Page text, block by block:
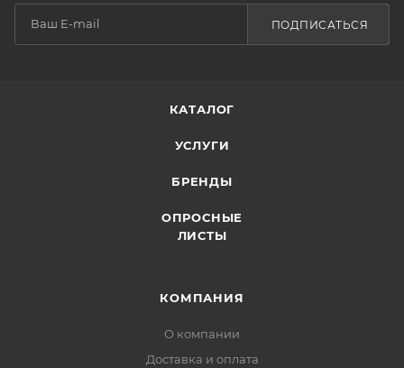
ПОДПИСАТЬСЯ
КАТАЛОГ
УСЛУГИ
БРЕНДЫ
ОПРОСНЫЕ
ЛИСТЫ
КОМПАНИЯ
О компании
Доставка и оплата